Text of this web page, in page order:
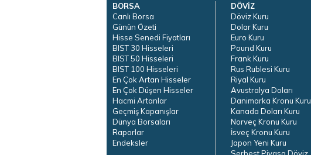
BORSA
Canlı Borsa
Günün Özeti
Hisse Senedi Fiyatları
BIST 30 Hisseleri
BIST 50 Hisseleri
BIST 100 Hisseleri
En Çok Artan Hisseler
En Çok Düşen Hisseler
Hacmi Artanlar
Geçmiş Kapanışlar
Dünya Borsaları
Raporlar
Endeksler
DÖVİZ
Döviz Kuru
Dolar Kuru
Euro Kuru
Pound Kuru
Frank Kuru
Rus Rublesi Kuru
Riyal Kuru
Avustralya Doları
Danimarka Kronu Kuru
Kanada Doları Kuru
Norveç Kronu Kuru
İsveç Kronu Kuru
Japon Yeni Kuru
Serbest Piyasa Döviz